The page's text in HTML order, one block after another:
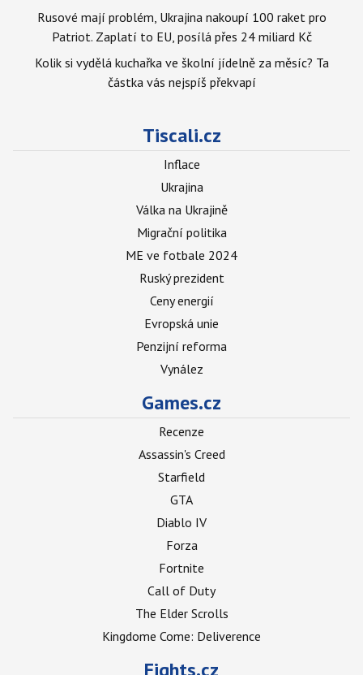
Rusové mají problém, Ukrajina nakoupí 100 raket pro
Patriot. Zaplatí to EU, posílá přes 24 miliard Kč
Kolik si vydělá kuchařka ve školní jídelně za měsíc? Ta
částka vás nejspíš překvapí
Tiscali.cz
Inflace
Ukrajina
Válka na Ukrajině
Migrační politika
ME ve fotbale 2024
Ruský prezident
Ceny energií
Evropská unie
Penzijní reforma
Vynález
Games.cz
Recenze
Assassin's Creed
Starfield
GTA
Diablo IV
Forza
Fortnite
Call of Duty
The Elder Scrolls
Kingdome Come: Deliverence
Fights.cz